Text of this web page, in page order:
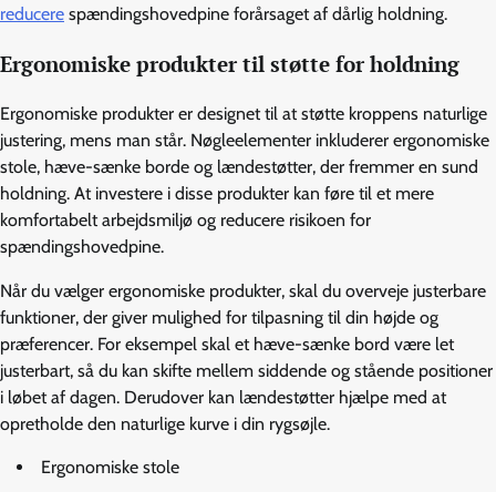
reducere spændingshovedpine forårsaget af dårlig holdning.
Ergonomiske produkter til støtte for holdning
Ergonomiske produkter er designet til at støtte kroppens naturlige
justering, mens man står. Nøgleelementer inkluderer ergonomiske
stole, hæve-sænke borde og lændestøtter, der fremmer en sund
holdning. At investere i disse produkter kan føre til et mere
komfortabelt arbejdsmiljø og reducere risikoen for
spændingshovedpine.
Når du vælger ergonomiske produkter, skal du overveje justerbare
funktioner, der giver mulighed for tilpasning til din højde og
præferencer. For eksempel skal et hæve-sænke bord være let
justerbart, så du kan skifte mellem siddende og stående positioner
i løbet af dagen. Derudover kan lændestøtter hjælpe med at
opretholde den naturlige kurve i din rygsøjle.
Ergonomiske stole